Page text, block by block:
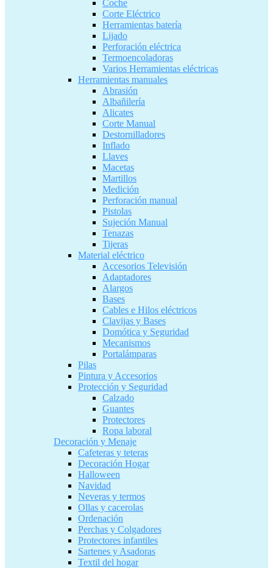
Coche
Corte Eléctrico
Herramientas batería
Lijado
Perforación eléctrica
Termoencoladoras
Varios Herramientas eléctricas
Herramientas manuales
Abrasión
Albañilería
Alicates
Corte Manual
Destornilladores
Inflado
Llaves
Macetas
Martillos
Medición
Perforación manual
Pistolas
Sujeción Manual
Tenazas
Tijeras
Material eléctrico
Accesorios Televisión
Adaptadores
Alargos
Bases
Cables e Hilos eléctricos
Clavijas y Bases
Domótica y Seguridad
Mecanismos
Portalámparas
Pilas
Pintura y Accesorios
Protección y Seguridad
Calzado
Guantes
Protectores
Ropa laboral
Decoración y Menaje
Cafeteras y teteras
Decoración Hogar
Halloween
Navidad
Neveras y termos
Ollas y cacerolas
Ordenación
Perchas y Colgadores
Protectores infantiles
Sartenes y Asadoras
Textil del hogar